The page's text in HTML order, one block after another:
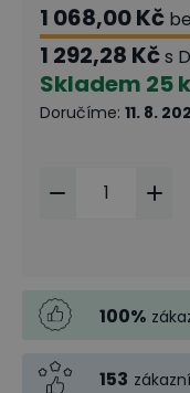
1 068,00 Kč
1 292,28 Kčs
Skladem 25
Doručíme: 11. 8.
100%
153